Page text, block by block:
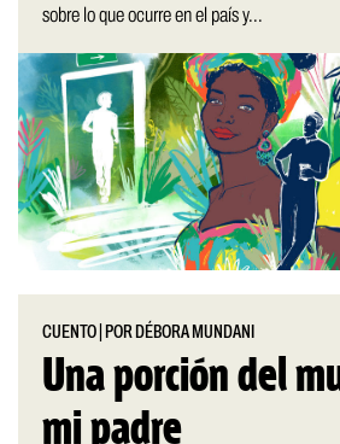
sobre lo que ocurre en el país y...
CUENTO POR DÉBORA MUNDANI
Una porción del
mi padre